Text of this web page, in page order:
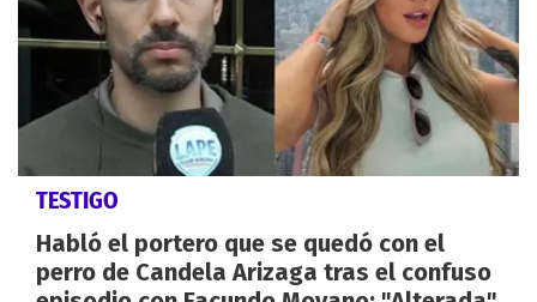
TESTIGO
Habló el portero que se quedó con el
perro de Candela Arizaga tras el confuso